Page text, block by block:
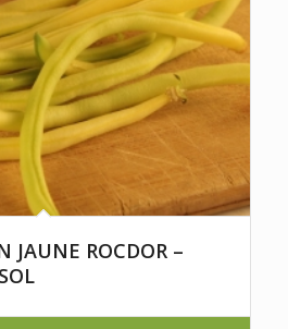
JAUNE ROCDOR –